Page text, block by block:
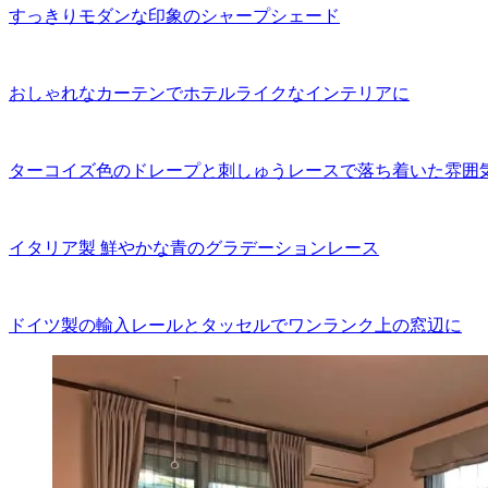
すっきりモダンな印象のシャープシェード
おしゃれなカーテンでホテルライクなインテリアに
ターコイズ色のドレープと刺しゅうレースで落ち着いた雰囲
イタリア製 鮮やかな青のグラデーションレース
ドイツ製の輸入レールとタッセルでワンランク上の窓辺に